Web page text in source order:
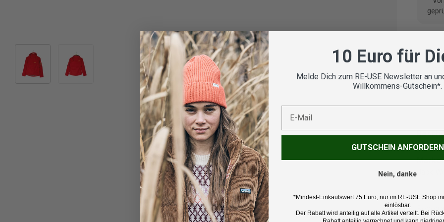
Bild 2 in Galerieansicht laden
Marke:
10 Euro für
Melde Dich zum RE-USE Newsletter an
Willkommens-Gutschein*.
GUTSCHEIN ANFORDERN
Nein, danke
*Mindest-Einkaufswert 75 Euro, nur im RE-USE Shop
einlösbar.
Der Rabatt wird anteilig auf alle Artikel verteilt. Bei